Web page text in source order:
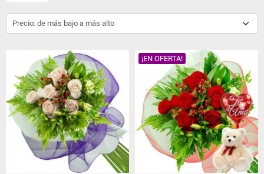
Los mejores arreglos de flores para regalar están en
La
florería virtual de Chile, con más de 10 años en el mercadoenviodeflores.cl
nuestros clientes. Enenviodeflores.cl
ofrecemos la máxima calidad en
flores y rosas. Flores y rosas frescas importadas, arreglos de florales
realizados por los mejores floristas de Chile, Hermosos arreglos de flores
para toda ocasión, flores para aniversarios, condolencias, amor,
cumpleaños, conquistas, nacimientos y mucho más.
Envío de Flores a domicilio en Lo Barnechea,
Envío de Flores en Lo Barnechea, Enviar Flores a
Lo Barnechea
Precio: de más bajo a más alto
¡EN OFERTA!